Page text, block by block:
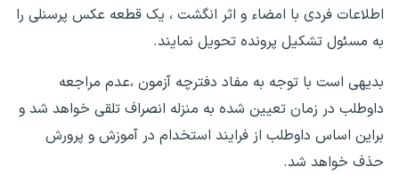
اطلاعات فردی با امضاء و اثر انگشت ، یک قطعه عکس پرسنلی را
به مسئول تشکیل پرونده تحویل نمایند.
بدیهی است با توجه به مفاد دفترچه آزمون ،عدم مراجعه
داوطلب در زمان تعیین شده به منزله انصراف تلقی خواهد شد و
براین اساس داوطلب از فرایند استخدام در آموزش و پرورش
حذف خواهد شد.